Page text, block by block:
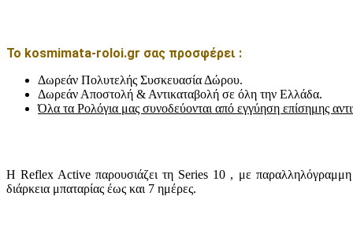
Το kosmimata-roloi.gr σας προσφέρει :
Δωρεάν Πολυτελής Συσκευασία Δώρου.
Δωρεάν Αποστολή & Αντικαταβολή σε όλη την Ελλάδα.
Όλα τα Ρολόγια μας συνοδεύονται από εγγύηση επίσημης
Η Reflex Active παρουσιάζει τη Series 10 , με
διάρκεια μπαταρίας έως και 7 ημέρες.